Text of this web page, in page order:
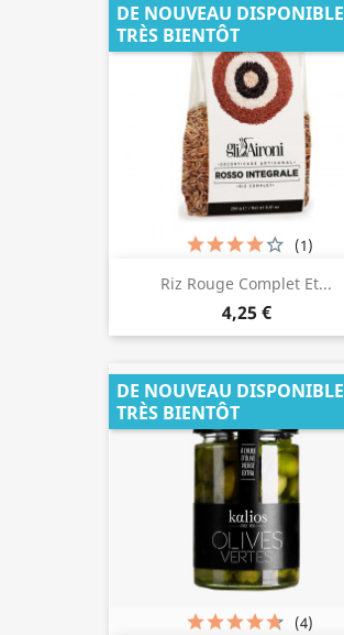
Riz Rouge Complet Et...
4,25 €
(1)
DE NOUVEAU DISPONIBLE
TRÈS BIENTÔT
(4)
DE NOUVEAU DISPONIBLE
TRÈS BIENTÔT